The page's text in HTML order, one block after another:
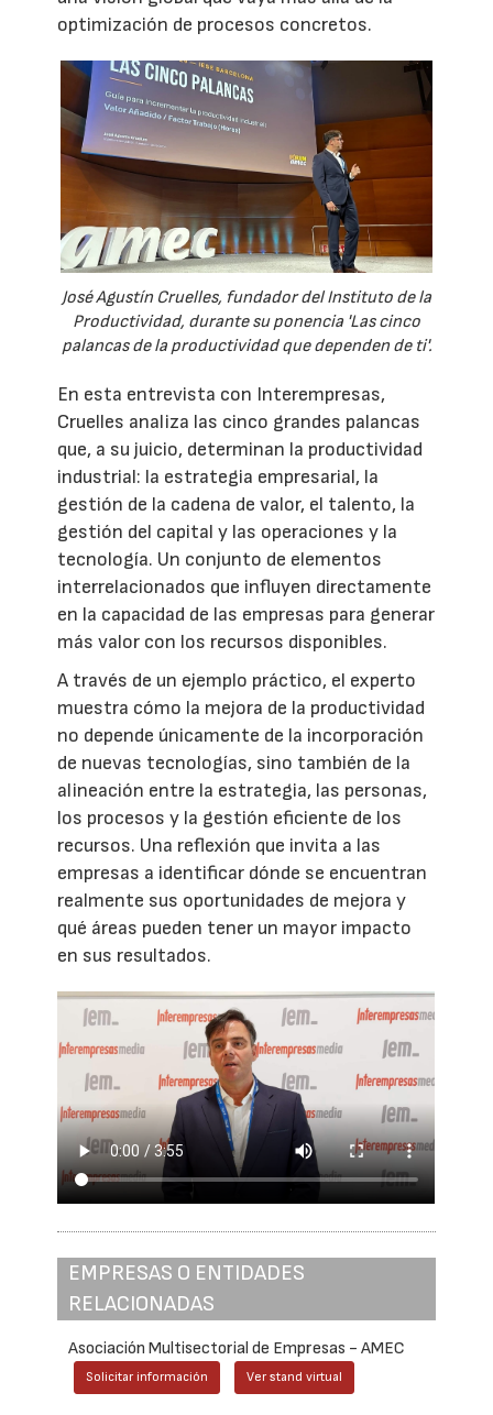
optimización de procesos concretos.
José Agustín Cruelles, fundador del Instituto de la
Productividad, durante su ponencia 'Las cinco
palancas de la productividad que dependen de ti'.
En esta entrevista con Interempresas,
Cruelles analiza las cinco grandes palancas
que, a su juicio, determinan la productividad
industrial: la estrategia empresarial, la
gestión de la cadena de valor, el talento, la
gestión del capital y las operaciones y la
tecnología. Un conjunto de elementos
interrelacionados que influyen directamente
en la capacidad de las empresas para generar
más valor con los recursos disponibles.
A través de un ejemplo práctico, el experto
muestra cómo la mejora de la productividad
no depende únicamente de la incorporación
de nuevas tecnologías, sino también de la
alineación entre la estrategia, las personas,
los procesos y la gestión eficiente de los
recursos. Una reflexión que invita a las
empresas a identificar dónde se encuentran
realmente sus oportunidades de mejora y
qué áreas pueden tener un mayor impacto
en sus resultados.
EMPRESAS O ENTIDADES
RELACIONADAS
Asociación Multisectorial de Empresas - AMEC
Solicitar información Ver stand virtual